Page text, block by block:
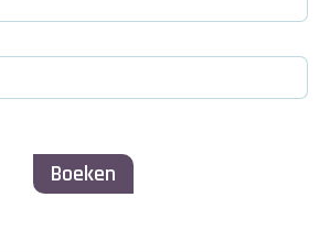
Boeken